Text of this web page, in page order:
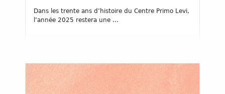
Dans les trente ans d’histoire du Centre Primo Levi,
l’année 2025 restera une ...